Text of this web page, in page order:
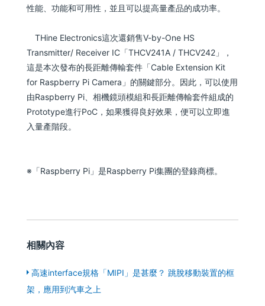
性能、功能和可用性，並且可以提高量產品的成功率。
THine Electronics這次還銷售V-by-One HS
Transmitter/ Receiver IC「THCV241A / THCV242」，
這是本次發布的長距離傳輸套件「Cable Extension Kit
for Raspberry Pi Camera」的關鍵部分。因此，可以使用
由Raspberry Pi、相機鏡頭模組和長距離傳輸套件組成的
Prototype進行PoC，如果獲得良好效果，便可以立即進
入量產階段。
※「Raspberry Pi」是Raspberry Pi集團的登錄商標。
相關內容
高速interface規格「MIPI」是甚麼？ 跳脫移動裝置的框
架，應用到汽車之上